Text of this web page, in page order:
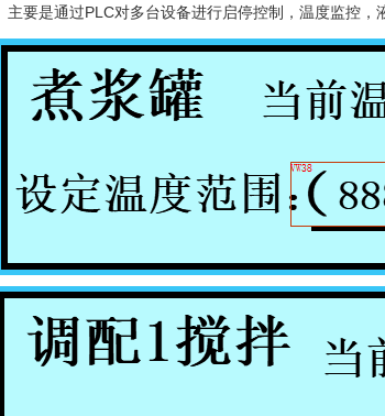
主要是通过PLC对多台设备进行启停控制，温度监控，